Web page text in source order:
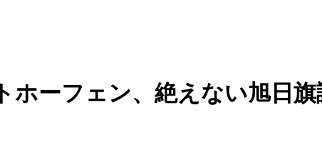
ホーフェン、絶えない旭日旗